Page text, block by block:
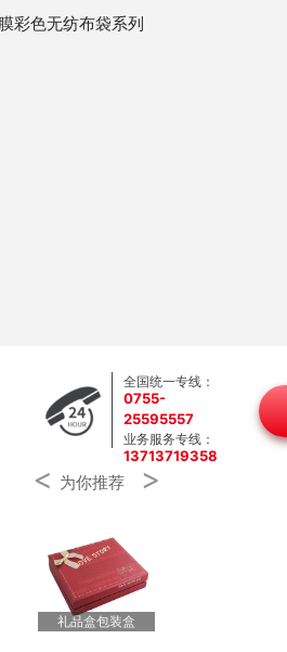
彩色无纺布袋系列
全国统一专线：
0755-
25595557
业务服务专线：
13713719358
< 为你推荐 >
礼品盒包装盒